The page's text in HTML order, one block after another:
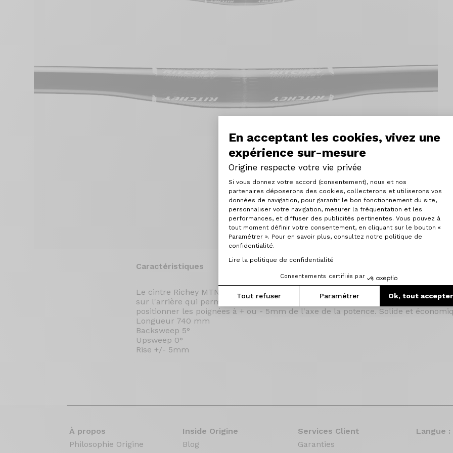
En acceptant les cookies, vivez une
expérience sur-mesure
Origine respecte votre vie privée
Plateforme de Gestion du
Si vous donnez votre accord (consentement), nous et nos
partenaires déposerons des cookies, collecterons et utiliserons vos
données de navigation, pour garantir le bon fonctionnement du site,
personnaliser votre navigation, mesurer la fréquentation et les
performances, et diffuser des publicités pertinentes. Vous pouvez à
tout moment définir votre consentement, en cliquant sur le bouton «
Paramétrer ». Pour en savoir plus, consultez notre politique de
confidentialité.
Lire la politique de confidentialité
Consentements certifiés par
Tout refuser Paramétrer Ok, tout accepter
Axeptio consent
Caractéristiques
Le cintre Richey MTN 2X Comp est dessiné pour le Cross Country sportif. Il a
sur l'arrière qui permet aux poignets d'être dans leur position la plus naturelle.
positionner les poignées à + ou - 5mm de l'axe de la potence. Solide et
Longueur 740 mm
Backsweep 5°
Upsweep 0°
Rise +/- 5mm
À propos
Philosophie Origine
Inside Origine
Blog
Services Client
Garanties
Langue :